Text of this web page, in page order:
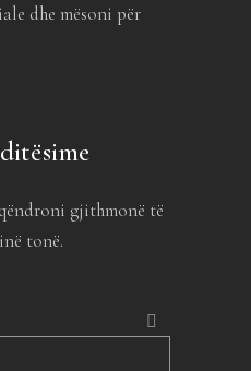
dhe mësoni për
gjithmonë të
tonë.